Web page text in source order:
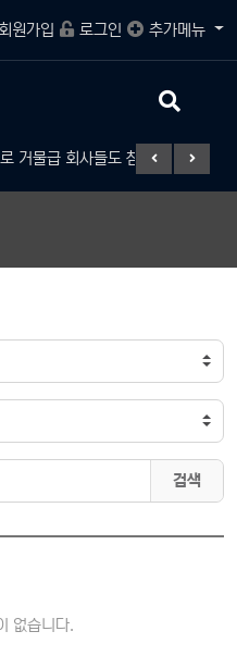
회원가입 로그인 추가메뉴
물급 회사들도 참여
검
버
검색
없습니다.